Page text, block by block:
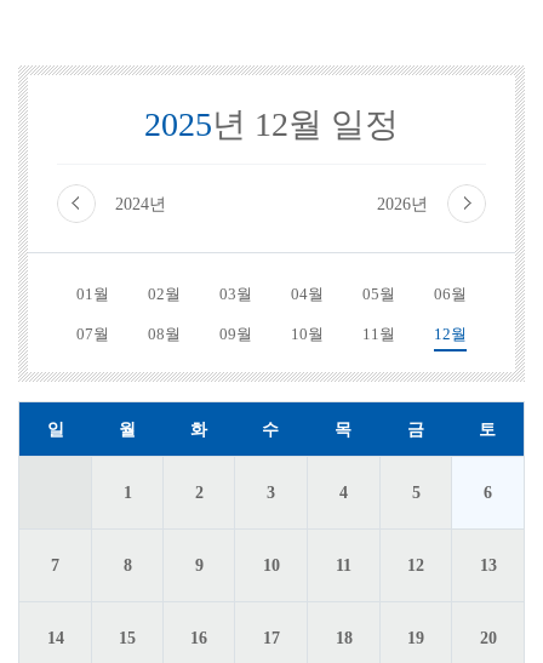
2025년 12월 일정
2024년 2026년
01월 02월 03월 04월 05월 06월
07월 08월 09월 10월 11월 12월
1 2 3 4 5 6
7 8 9 10 11 12 13
14 15 16 17 18 19 20